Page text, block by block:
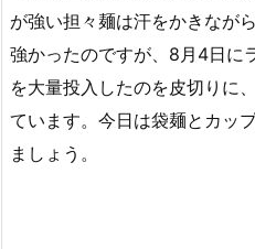
が強い担々麺は汗をかきなが
強かったのですが、8月4日に
を大量投入したのを皮切りに
ています。今日は袋麺とカッ
ましょう。